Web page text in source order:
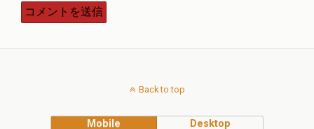
Back to top
Mobile Desktop